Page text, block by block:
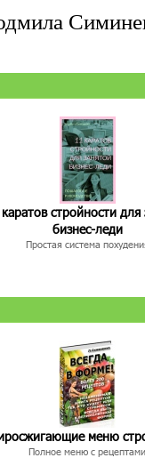
стройности для
бизнес-леди
Простая система
меню
Полное меню с рецептами